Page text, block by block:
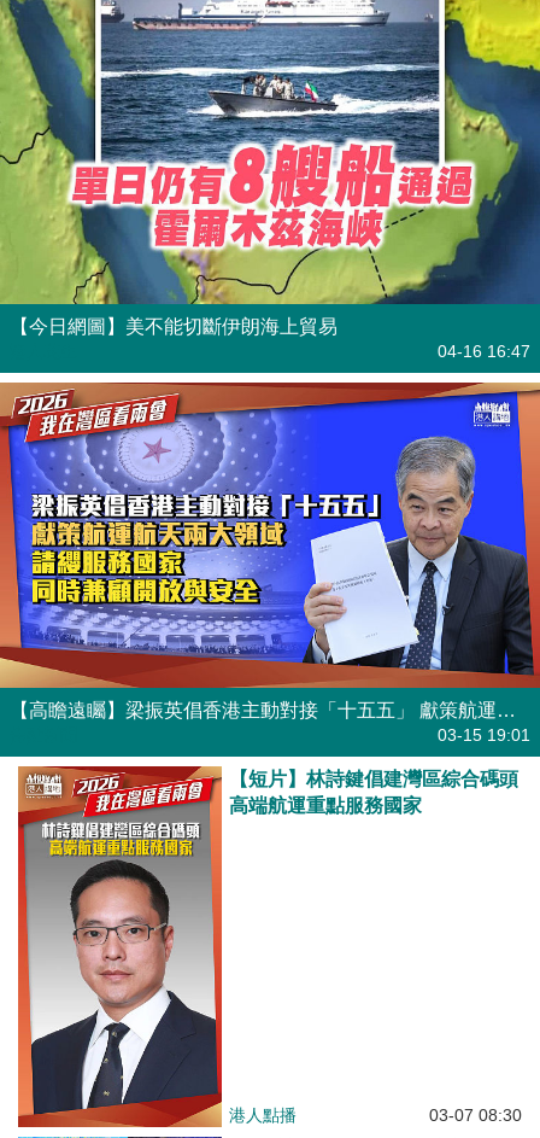
【今日網圖】美不能切斷伊朗海上貿易
04-16 16:47
【高瞻遠矚】梁振英倡香港主動對接「十五五」 獻策航運航天兩大領域請纓服務國家 同時兼顧開放與安全
03-15 19:01
【短片】林詩鍵倡建灣區綜合碼頭
高端航運重點服務國家
港人點播 03-07 08:30